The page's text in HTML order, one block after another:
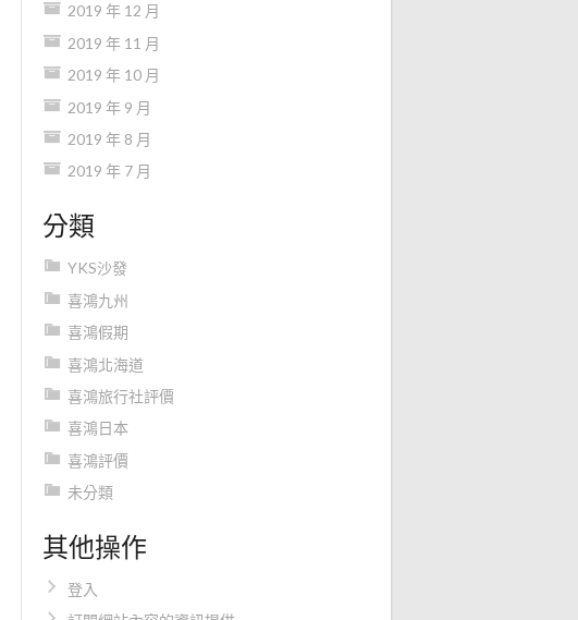
2019 年 12 月
2019 年 11 月
2019 年 10 月
2019 年 9 月
2019 年 8 月
2019 年 7 月
分類
YKS沙發
喜鴻九州
喜鴻假期
喜鴻北海道
喜鴻旅行社評價
喜鴻日本
喜鴻評價
未分類
其他操作
登入